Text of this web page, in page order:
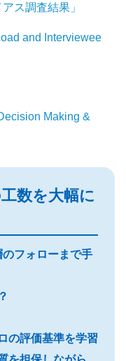
ス調査結果」
and Interviewee
Making &
数を大幅に
フォローまで手
の評価基準を学習